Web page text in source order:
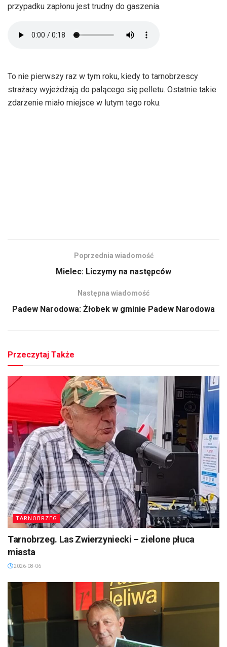
przypadku zapłonu jest trudny do gaszenia.
To nie pierwszy raz w tym roku, kiedy to tarnobrzescy
strażacy wyjeżdżają do palącego się pelletu. Ostatnie takie
zdarzenie miało miejsce w lutym tego roku.
Poprzednia wiadomość
Mielec: Liczymy na następców
Następna wiadomość
Padew Narodowa: Żłobek w gminie Padew Narodowa
Przeczytaj Także
TARNOBRZEG
Tarnobrzeg. Las Zwierzyniecki – zielone płuca
miasta
2026-08-06